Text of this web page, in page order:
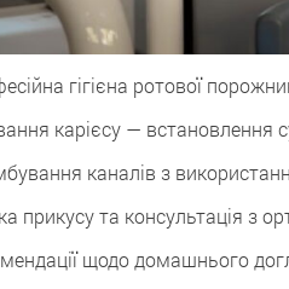
гігієна ротової
карієсу — встановлення
каналів з
прикусу та консультація з
щодо домашнього